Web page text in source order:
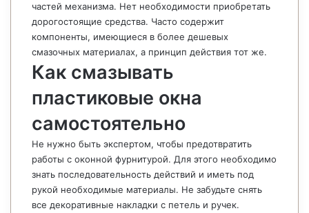
частей механизма. Нет необходимости приобретать
дорогостоящие средства. Часто содержит
компоненты, имеющиеся в более дешевых
смазочных материалах, а принцип действия тот же.
Как смазывать
пластиковые окна
самостоятельно
Не нужно быть экспертом, чтобы предотвратить
работы с оконной фурнитурой. Для этого необходимо
знать последовательность действий и иметь под
рукой необходимые материалы. Не забудьте снять
все декоративные накладки с петель и ручек.